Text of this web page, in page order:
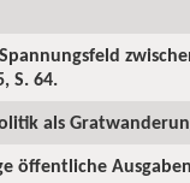
S. 64.
als
öffentliche